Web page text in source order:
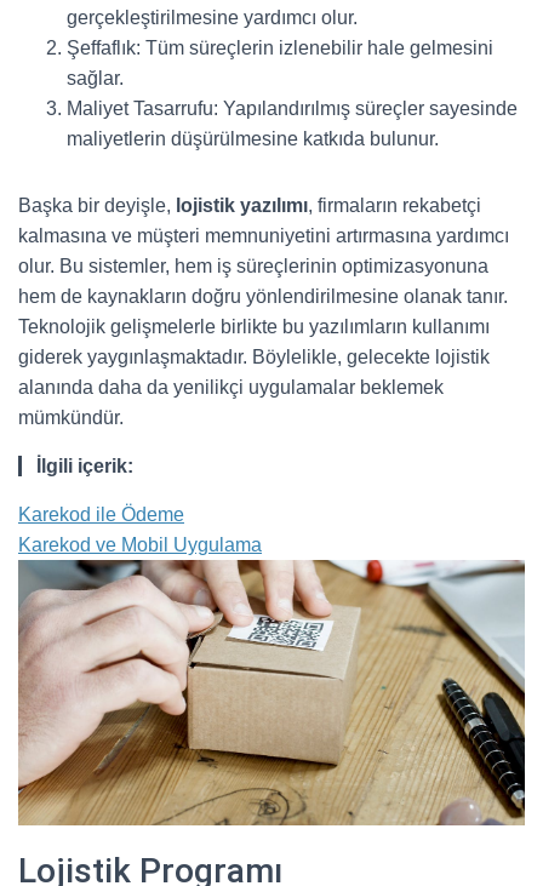
gerçekleştirilmesine yardımcı olur.
Şeffaflık: Tüm süreçlerin izlenebilir hale gelmesini
sağlar.
Maliyet Tasarrufu: Yapılandırılmış süreçler sayesinde
maliyetlerin düşürülmesine katkıda bulunur.
Başka bir deyişle, lojistik yazılımı, firmaların rekabetçi
kalmasına ve müşteri memnuniyetini artırmasına yardımcı
olur. Bu sistemler, hem iş süreçlerinin optimizasyonuna
hem de kaynakların doğru yönlendirilmesine olanak tanır.
Teknolojik gelişmelerle birlikte bu yazılımların kullanımı
giderek yaygınlaşmaktadır. Böylelikle, gelecekte lojistik
alanında daha da yenilikçi uygulamalar beklemek
mümkündür.
İlgili içerik:
Karekod ile Ödeme
Karekod ve Mobil Uygulama
Lojistik Programı